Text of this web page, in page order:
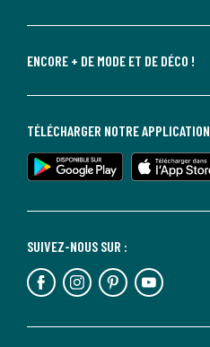
ENCORE + DE MODE ET DE DÉCO !
SUIVEZ-NOUS SUR :
TÉLÉCHARGER NOTRE APPLICATION